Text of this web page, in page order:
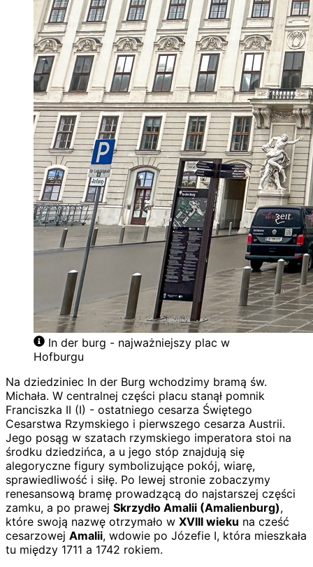
In der burg - najważniejszy plac w
Hofburgu
Na dziedziniec In der Burg wchodzimy bramą św.
Michała. W centralnej części placu stanął pomnik
Franciszka II (I) - ostatniego cesarza Świętego
Cesarstwa Rzymskiego i pierwszego cesarza Austrii.
Jego posąg w szatach rzymskiego imperatora stoi na
środku dziedzińca, a u jego stóp znajdują się
alegoryczne figury symbolizujące pokój, wiarę,
sprawiedliwość i siłę. Po lewej stronie zobaczymy
renesansową bramę prowadzącą do najstarszej części
zamku, a po prawej Skrzydło Amalii (Amalienburg),
które swoją nazwę otrzymało w XVIII wieku na cześć
cesarzowej Amalii, wdowie po Józefie I, która mieszkała
tu między 1711 a 1742 rokiem.